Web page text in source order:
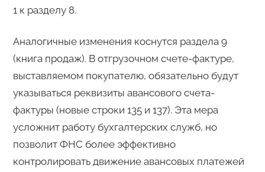
1 к разделу 8.
Аналогичные изменения коснутся раздела 9
(книга продаж). В отгрузочном счете-фактуре,
выставляемом покупателю, обязательно будут
указываться реквизиты авансового счета-
фактуры (новые строки 135 и 137). Эта мера
усложнит работу бухгалтерских служб, но
позволит ФНС более эффективно
контролировать движение авансовых платежей